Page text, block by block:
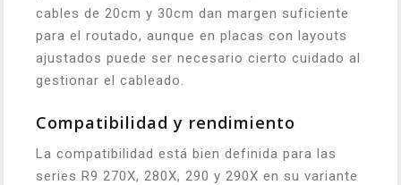
cables de 20cm y 30cm dan margen suficiente
para el routado, aunque en placas con layouts
ajustados puede ser necesario cierto cuidado al
gestionar el cableado.
Compatibilidad y rendimiento
La compatibilidad está bien definida para las
series R9 270X, 280X, 290 y 290X en su variante